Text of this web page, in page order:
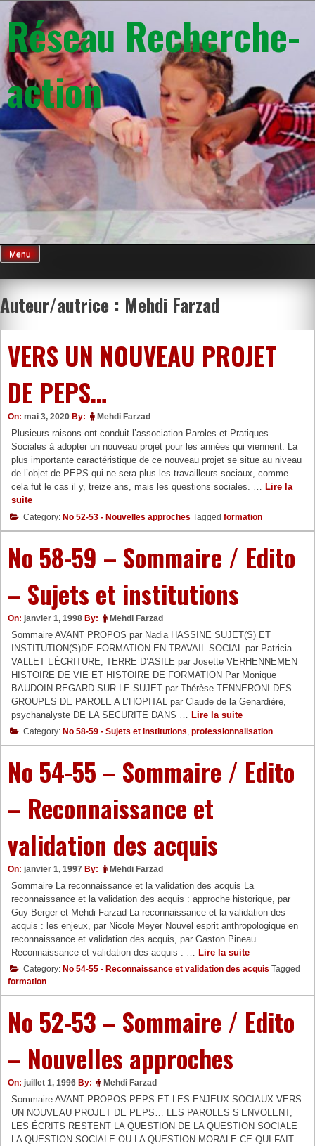
Skip
content
Réseau Recherche-
action
Menu
Auteur/autrice : Mehdi Farzad
VERS UN NOUVEAU PROJET
DE PEPS…
On: mai 3, 2020 By: Mehdi Farzad
Plusieurs raisons ont conduit l’association Paroles et Pratiques
Sociales à adopter un nouveau projet pour les années qui viennent. La
plus importante caractéristique de ce nouveau projet se situe au niveau
de l’objet de PEPS qui ne sera plus les travailleurs sociaux, comme
cela fut le cas il y, treize ans, mais les questions sociales. … Lire la
suiteVERS
UN
DE
PEPS…
Category: No 52-53 - Nouvelles approches Tagged formation
No 58-59 – Sommaire / Edito
– Sujets et institutions
On: janvier 1, 1998 By: Mehdi Farzad
Sommaire AVANT PROPOS par Nadia HASSINE SUJET(S) ET
INSTITUTION(S)DE FORMATION EN TRAVAIL SOCIAL par Patricia
VALLET L’ÉCRITURE, TERRE D’ASILE par Josette VERHENNEMEN
HISTOIRE DE VIE ET HISTOIRE DE FORMATION Par Monique
BAUDOIN REGARD SUR LE SUJET par Thérèse TENNERONI DES
GROUPES DE PAROLE A L’HOPITAL par Claude de la Genardière,
psychanalyste DE LA SECURITE DANS …Lire la suiteNo
58-
Sommaire
Category: No 58-59 - Sujets et institutions professionnalisation
No 54-55 – Sommaire / Edito
– Reconnaissance et
validation des acquis
On: janvier 1, 1997 By: Mehdi Farzad
Sommaire La reconnaissance et la validation des acquis La
reconnaissance et la validation des acquis : approche historique, par
Guy Berger et Mehdi Farzad La reconnaissance et la validation des
acquis : les enjeux, par Nicole Meyer Nouvel esprit anthropologique en
reconnaissance et validation des acquis, par Gaston Pineau
Reconnaissance et validation des acquis : …
Lire la suiteNo
54-
/
Edito
des
acquis
Category: No 54-55 - Reconnaissance et validation des acquis Tagged
formation
No 52-53 – Sommaire / Edito
– Nouvelles approches
On: juillet 1, 1996 By: Mehdi Farzad
Sommaire AVANT PROPOS PEPS ET LES ENJEUX SOCIAUX VERS
UN NOUVEAU PROJET DE PEPS… LES PAROLES S’ENVOLENT,
LES ÉCRITS RESTENT LA QUESTION DE LA QUESTION SOCIALE
LA QUESTION SOCIALE OU LA QUESTION MORALE CE QUI FAIT